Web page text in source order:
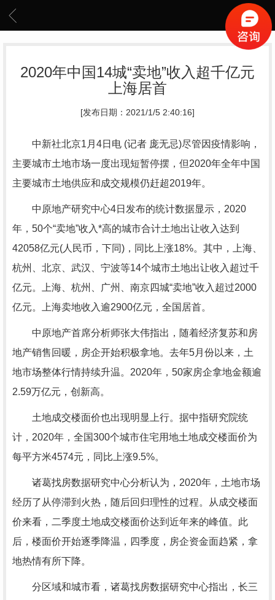
2020年中国14城“卖地”收入超千亿元
上海居首
[发布日期：2021/1/5 2:40:16]
中新社北京1月4日电 (记者 庞无忌)尽管因疫情影响，
主要城市土地市场一度出现短暂停摆，但2020年全年中国
主要城市土地供应和成交规模仍赶超2019年。
中原地产研究中心4日发布的统计数据显示，2020
年，50个“卖地”收入*高的城市合计土地出让收入达到
42058亿元(人民币，下同)，同比上涨18%。其中，上海、
杭州、北京、武汉、宁波等14个城市土地出让收入超过千
亿元。上海、杭州、广州、南京四城“卖地”收入超过2000
亿元。上海卖地收入逾2900亿元，全国居首。
中原地产首席分析师张大伟指出，随着经济复苏和房
地产销售回暖，房企开始积极拿地。去年5月份以来，土
地市场整体行情持续升温。2020年，50家房企拿地金额逾
2.59万亿元，创新高。
土地成交楼面价也出现明显上行。据中指研究院统
计，2020年，全国300个城市住宅用地土地成交楼面价为
每平方米4574元，同比上涨9.5%。
诸葛找房数据研究中心分析认为，2020年，土地市场
经历了从停滞到火热，随后回归理性的过程。从成交楼面
价来看，二季度土地成交楼面价达到近年来的峰值。此
后，楼面价开始逐季降温，四季度，房企资金面趋紧，拿
地热情有所下降。
分区域和城市看，诸葛找房数据研究中心指出，长三